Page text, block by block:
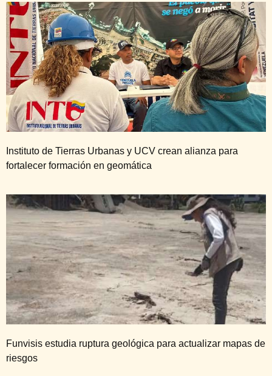
Instituto de Tierras Urbanas y UCV crean alianza para
fortalecer formación en geomática
Funvisis estudia ruptura geológica para actualizar mapas de
riesgos